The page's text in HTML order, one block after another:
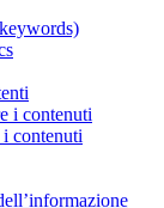
i contenuti
contenuti